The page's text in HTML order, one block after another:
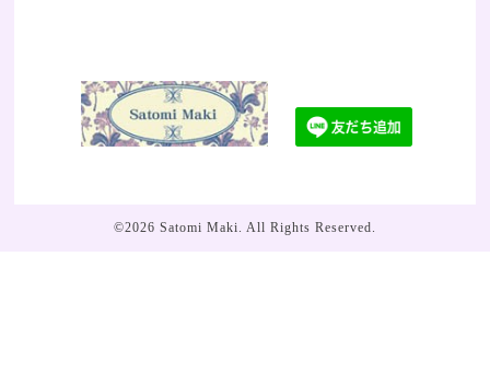
©2026 Satomi Maki. All Rights Reserved.